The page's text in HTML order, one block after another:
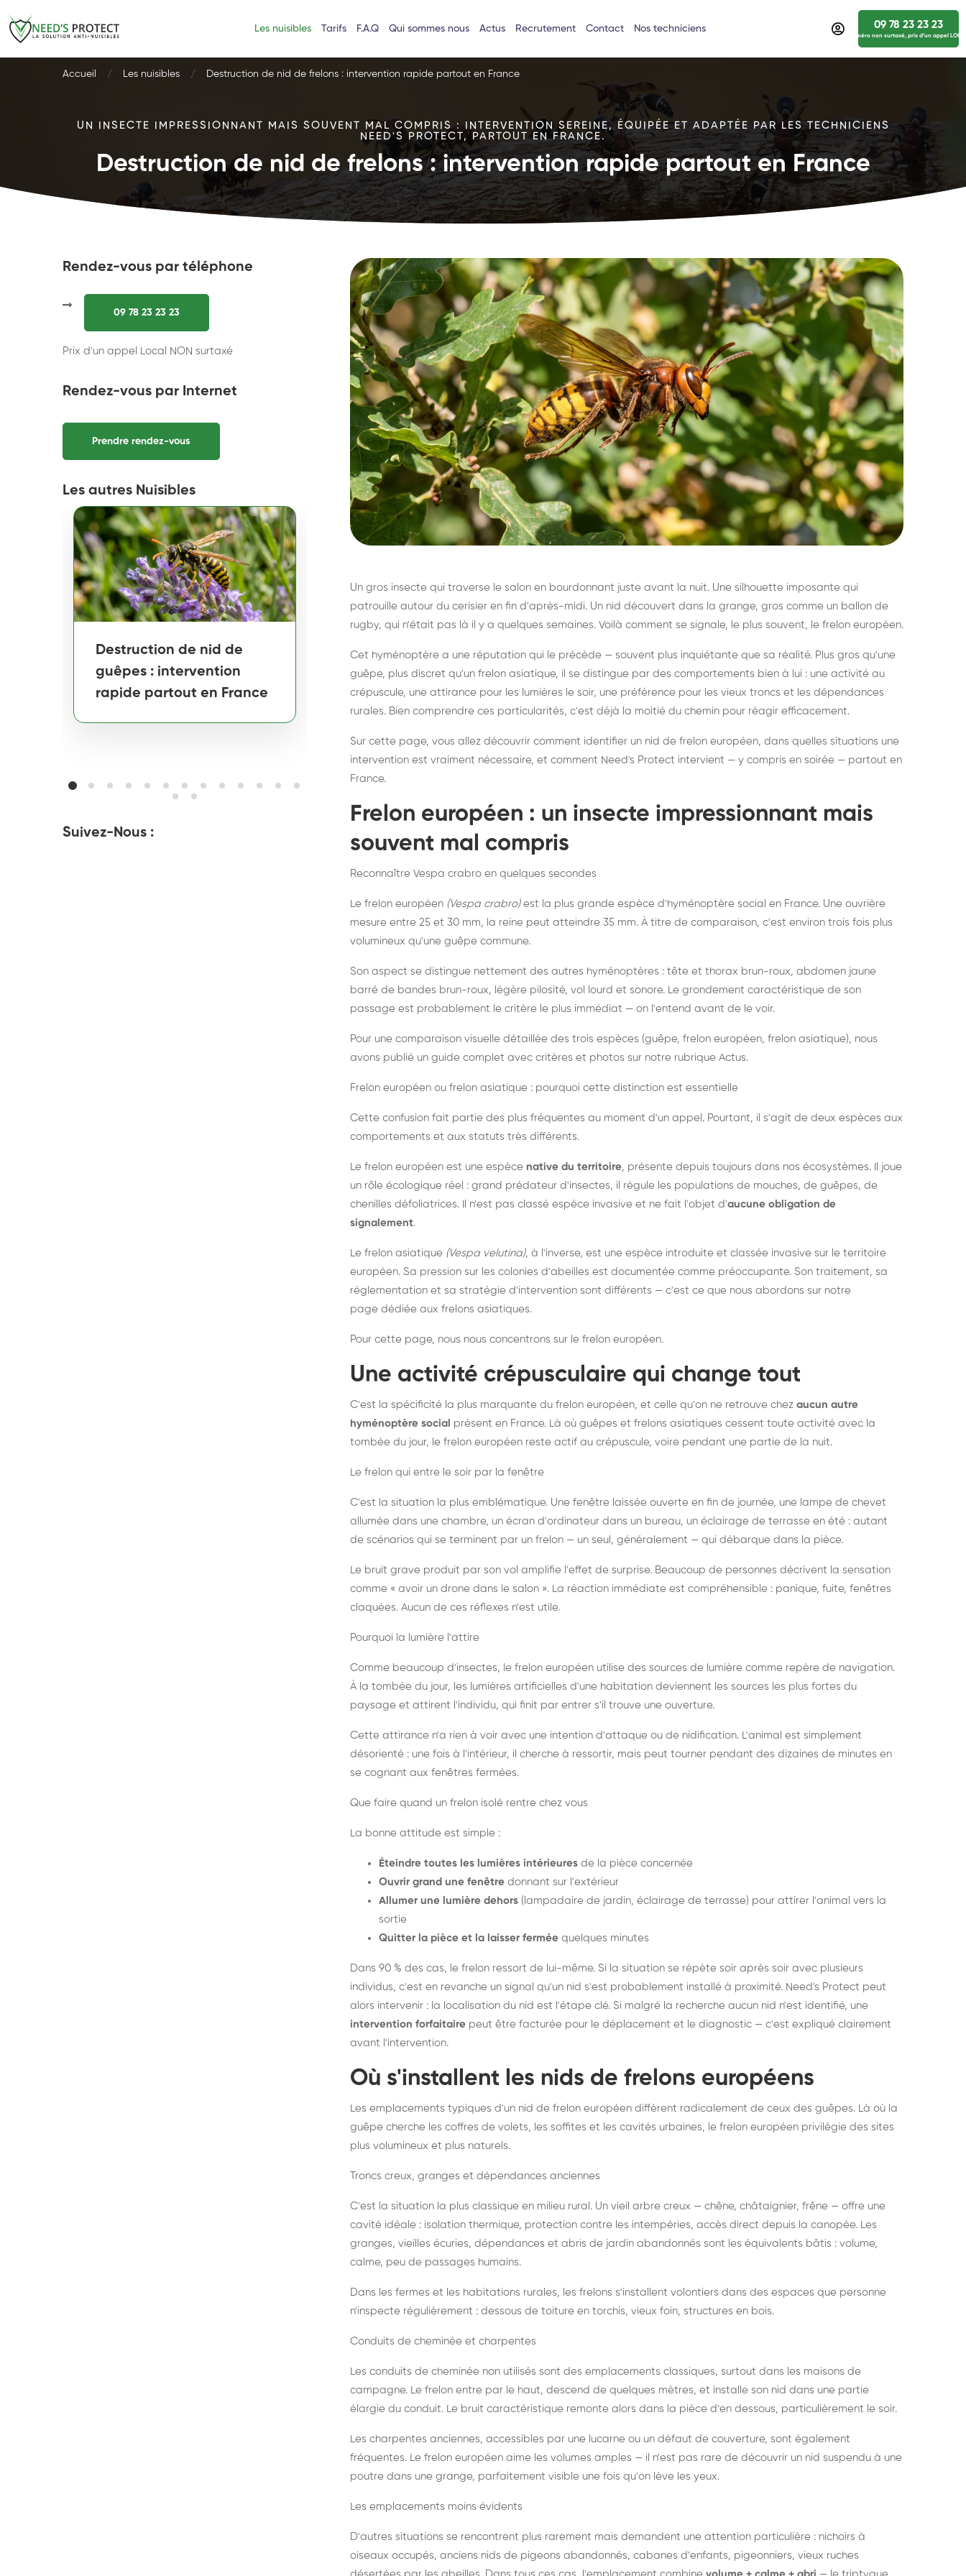
Les nuisibles Tarifs F.A.Q Qui sommes nous Actus Recrutement Contact Nos techniciens 09 78 23 23 23
numéro non surtaxé, prix d’un appel
Accueil Les nuisibles Destruction de nid de frelons : intervention rapide partout en France
UN INSECTE IMPRESSIONNANT MAIS SOUVENT MAL COMPRIS : INTERVENTION SEREINE, ÉQUIPÉE ET ADAPTÉE PAR LES TECHNICIENS
NEED'S PROTECT, PARTOUT EN FRANCE.
Destruction de nid de frelons : intervention rapide partout en France
Rendez-vous par téléphone
09 78 23 23 23
Prix d'un appel Local NON surtaxé
Rendez-vous par Internet
Prendre rendez-vous
Les autres Nuisibles
Destruction de nid de
guêpes : intervention
rapide partout en France
Destruction de nid de
frelons asiatiques :
intervention partout en
France
Dératisation : éliminer
durablement rats et
souris, partout en France
Suivez-Nous :
Un gros insecte qui traverse le salon en bourdonnant juste avant la nuit. Une silhouette imposante qui
patrouille autour du cerisier en fin d'après-midi. Un nid découvert dans la grange, gros comme un ballon de
rugby, qui n'était pas là il y a quelques semaines. Voilà comment se signale, le plus souvent, le frelon européen.
Cet hyménoptère a une réputation qui le précède — souvent plus inquiétante que sa réalité. Plus gros qu'une
guêpe, plus discret qu'un frelon asiatique, il se distingue par des comportements bien à lui : une activité au
crépuscule, une attirance pour les lumières le soir, une préférence pour les vieux troncs et les dépendances
rurales. Bien comprendre ces particularités, c'est déjà la moitié du chemin pour réagir efficacement.
Sur cette page, vous allez découvrir comment identifier un nid de frelon européen, dans quelles situations une
intervention est vraiment nécessaire, et comment Need's Protect intervient — y compris en soirée — partout en
France.
Frelon européen : un insecte impressionnant mais
souvent mal compris
Reconnaître Vespa crabro en quelques secondes
Le frelon européen (Vespa crabro)est la plus grande espèce d'hyménoptère social en France. Une ouvrière
mesure entre 25 et 30 mm, la reine peut atteindre 35 mm. À titre de comparaison, c'est environ trois fois plus
volumineux qu'une guêpe commune.
Son aspect se distingue nettement des autres hyménoptères : tête et thorax brun-roux, abdomen jaune
barré de bandes brun-roux, légère pilosité, vol lourd et sonore. Le grondement caractéristique de son
passage est probablement le critère le plus immédiat — on l'entend avant de le voir.
Pour une comparaison visuelle détaillée des trois espèces (guêpe, frelon européen, frelon asiatique), nous
avons publié un guide complet avec critères et photos sur notre rubrique Actus.
Frelon européen ou frelon asiatique : pourquoi cette distinction est essentielle
Cette confusion fait partie des plus fréquentes au moment d'un appel. Pourtant, il s'agit de deux espèces aux
comportements et aux statuts très différents.
Le frelon européen est une espèce native du territoire, présente depuis toujours dans nos écosystèmes. Il joue
un rôle écologique réel : grand prédateur d'insectes, il régule les populations de mouches, de guêpes, de
chenilles défoliatrices. Il n'est pas classé espèce invasive et ne fait l'objet d'aucune obligation de
signalement.
Le frelon asiatique (Vespa velutina), à l'inverse, est une espèce introduite et classée invasive sur le territoire
européen. Sa pression sur les colonies d'abeilles est documentée comme préoccupante. Son traitement, sa
réglementation et sa stratégie d'intervention sont différents — c'est ce que nous abordons sur notre
page dédiée aux frelons asiatiques.
Pour cette page, nous nous concentrons sur le frelon européen.
Une activité crépusculaire qui change tout
C'est la spécificité la plus marquante du frelon européen, et celle qu'on ne retrouve chez aucun autre
hyménoptère social présent en France. Là où guêpes et frelons asiatiques cessent toute activité avec la
tombée du jour, le frelon européen reste actif au crépuscule, voire pendant une partie de la nuit.
Le frelon qui entre le soir par la fenêtre
C'est la situation la plus emblématique. Une fenêtre laissée ouverte en fin de journée, une lampe de chevet
allumée dans une chambre, un écran d'ordinateur dans un bureau, un éclairage de terrasse en été : autant
de scénarios qui se terminent par un frelon — un seul, généralement — qui débarque dans la pièce.
Le bruit grave produit par son vol amplifie l'effet de surprise. Beaucoup de personnes décrivent la sensation
comme « avoir un drone dans le salon ». La réaction immédiate est compréhensible : panique, fuite, fenêtres
claquées. Aucun de ces réflexes n'est utile.
Pourquoi la lumière l'attire
Comme beaucoup d'insectes, le frelon européen utilise des sources de lumière comme repère de navigation.
À la tombée du jour, les lumières artificielles d'une habitation deviennent les sources les plus fortes du
paysage et attirent l'individu, qui finit par entrer s'il trouve une ouverture.
Cette attirance n'a rien à voir avec une intention d'attaque ou de nidification. L'animal est simplement
désorienté : une fois à l'intérieur, il cherche à ressortir, mais peut tourner pendant des dizaines de minutes en
se cognant aux fenêtres fermées.
Que faire quand un frelon isolé rentre chez vous
La bonne attitude est simple :
Éteindre toutes les lumières intérieures de la pièce concernée
Ouvrir grand une fenêtre donnant sur l'extérieur
Allumer une lumière dehors (lampadaire de jardin, éclairage de terrasse) pour attirer l'animal vers la
sortie
Quitter la pièce et la laisser fermée quelques minutes
Dans 90 % des cas, le frelon ressort de lui-même. Si la situation se répète soir après soir avec plusieurs
individus, c'est en revanche un signal qu'un nid s'est probablement installé à proximité. Need's Protect peut
alors intervenir : la localisation du nid est l'étape clé. Si malgré la recherche aucun nid n'est identifié, une
intervention forfaitaire peut être facturée pour le déplacement et le diagnostic — c'est expliqué clairement
avant l'intervention.
Où s'installent les nids de frelons européens
Les emplacements typiques d'un nid de frelon européen diffèrent radicalement de ceux des guêpes. Là où la
guêpe cherche les coffres de volets, les soffites et les cavités urbaines, le frelon européen privilégie des sites
plus volumineux et plus naturels.
Troncs creux, granges et dépendances anciennes
C'est la situation la plus classique en milieu rural. Un vieil arbre creux — chêne, châtaignier, frêne — offre une
cavité idéale : isolation thermique, protection contre les intempéries, accès direct depuis la canopée. Les
granges, vieilles écuries, dépendances et abris de jardin abandonnés sont les équivalents bâtis : volume,
calme, peu de passages humains.
Dans les fermes et les habitations rurales, les frelons s'installent volontiers dans des espaces que personne
n'inspecte régulièrement : dessous de toiture en torchis, vieux foin, structures en bois.
Conduits de cheminée et charpentes
Les conduits de cheminée non utilisés sont des emplacements classiques, surtout dans les maisons de
campagne. Le frelon entre par le haut, descend de quelques mètres, et installe son nid dans une partie
élargie du conduit. Le bruit caractéristique remonte alors dans la pièce d'en dessous, particulièrement le soir.
Les charpentes anciennes, accessibles par une lucarne ou un défaut de couverture, sont également
fréquentes. Le frelon européen aime les volumes amples — il n'est pas rare de découvrir un nid suspendu à une
poutre dans une grange, parfaitement visible une fois qu'on lève les yeux.
Les emplacements moins évidents
D'autres situations se rencontrent plus rarement mais demandent une attention particulière : nichoirs à
oiseaux occupés, anciens nids de pigeons abandonnés, cabanes d'enfants, pigeonniers, vieux ruches